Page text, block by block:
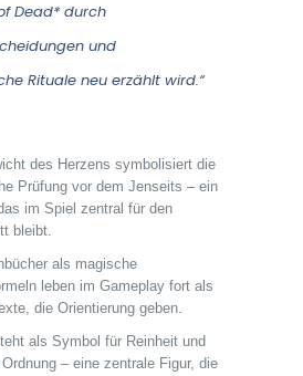
Dead* durch
und
Rituale neu erzählt wird.“
des Herzens symbolisiert die
Prüfung vor dem Jenseits – ein
im Spiel zentral für den
bleibt.
als magische
leben im Gameplay fort als
die Orientierung geben.
als Symbol für Reinheit und
– eine zentrale Figur, die